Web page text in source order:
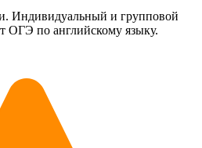
Индивидуальный и групповой
ОГЭ по английскому языку.